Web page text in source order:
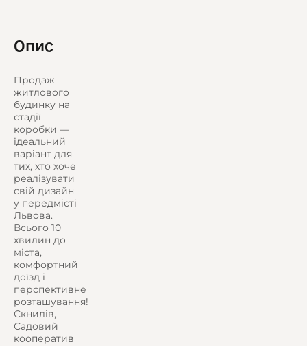
Опис
Продаж
житлового
будинку на
стадії
коробки —
ідеальний
варіант для
тих, хто хоче
реалізувати
свій дизайн
у передмісті
Львова.
Всього 10
хвилин до
міста,
комфортний
доїзд і
перспективне
розташування!
Скнилів,
Садовий
кооператив